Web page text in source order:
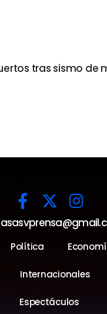
tras sismo de
Política
Internacionales
Espectáculos